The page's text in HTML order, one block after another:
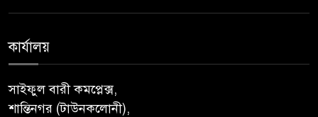
কার্যালয়
সাইফুল বারী কমপ্লেক্স,
শান্তিনগর (টাউনকলোনী),